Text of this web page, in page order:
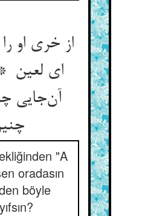
از خری او
ای لعین
آن‌جایی
"A
oradasın
böyle